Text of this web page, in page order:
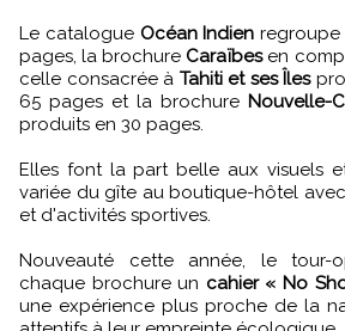
Le catalogue Océan Indien regroupe
pages, la brochure Caraïbesen
celle consacrée à Tahiti et ses Îles
65 pages et la brochure Nouvelle-
produits en 30 pages.
Elles font la part belle aux visuels
variée du gîte au boutique-hôtel
et d'activités sportives.
Nouveauté cette année, le tour-
chaque brochure un cahier « No
une expérience plus proche de la